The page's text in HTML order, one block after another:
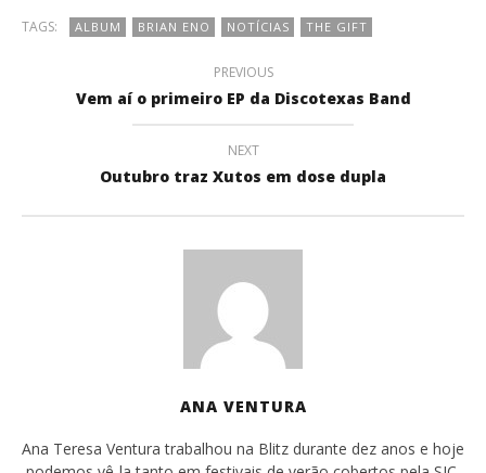
TAGS: ALBUM BRIAN ENO NOTÍCIAS THE GIFT
PREVIOUS
Vem aí o primeiro EP da Discotexas Band
NEXT
Outubro traz Xutos em dose dupla
ANA VENTURA
Ana Teresa Ventura trabalhou na Blitz durante dez anos e hoje